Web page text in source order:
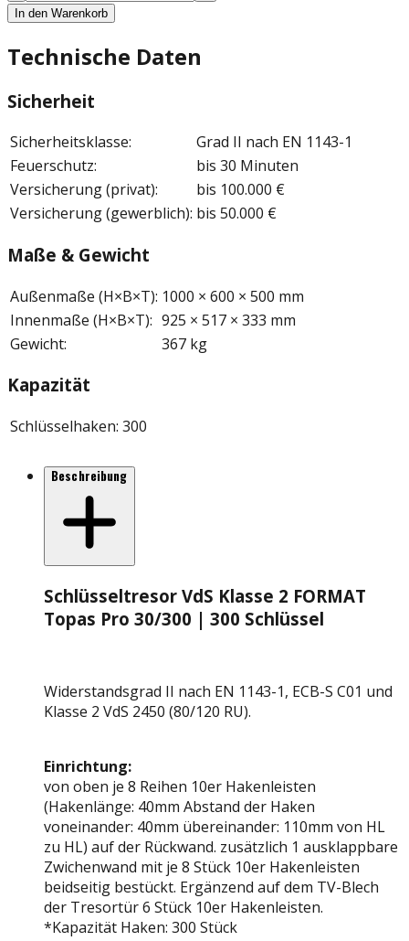
In den Warenkorb
Technische Daten
Sicherheit
Sicherheitsklasse:
Grad II nach EN 1143-1
Feuerschutz:
bis 30 Minuten
Versicherung (privat):
bis 100.000 €
Versicherung (gewerblich): bis 50.000 €
Maße & Gewicht
Außenmaße (H×B×T): 1000 × 600 × 500 mm
Innenmaße (H×B×T): 925 × 517 × 333 mm
Gewicht: 367 kg
Kapazität
Schlüsselhaken: 300
Beschreibung
Schlüsseltresor VdS Klasse 2 FORMAT
Topas Pro 30/300 | 300 Schlüssel
Widerstandsgrad II nach EN 1143-1, ECB-S C01 und
Klasse 2 VdS 2450 (80/120 RU).
Einrichtung:
von oben je 8 Reihen 10er Hakenleisten
(Hakenlänge: 40mm Abstand der Haken
voneinander: 40mm übereinander: 110mm von HL
zu HL) auf der Rückwand. zusätzlich 1 ausklappbare
Zwichenwand mit je 8 Stück 10er Hakenleisten
beidseitig bestückt. Ergänzend auf dem TV-Blech
der Tresortür 6 Stück 10er Hakenleisten.
*Kapazität Haken: 300 Stück